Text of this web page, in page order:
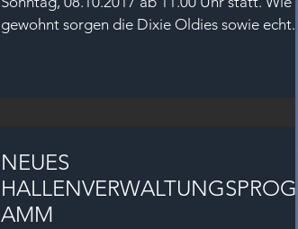
gewohnt sorgen die Dixie Oldies sowie echt...
NEUES
HALLENVERWALTUNGSPROGR
AMM